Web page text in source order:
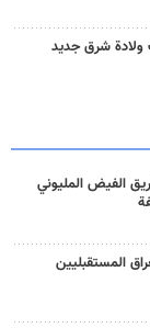
شرق جديد
الفيض المليوني
المستقبليين